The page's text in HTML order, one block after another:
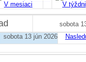
V mesiaci V týždni
sobota
sobota 13 jún 2026